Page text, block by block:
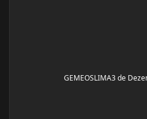
GEMEOSLIMA3 de